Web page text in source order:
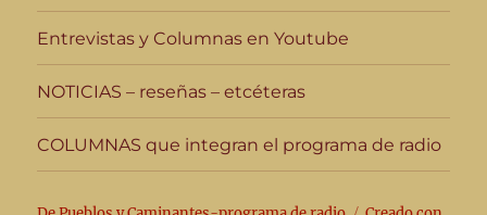
Entrevistas y Columnas en Youtube
NOTICIAS – reseñas – etcéteras
COLUMNAS que integran el programa de radio